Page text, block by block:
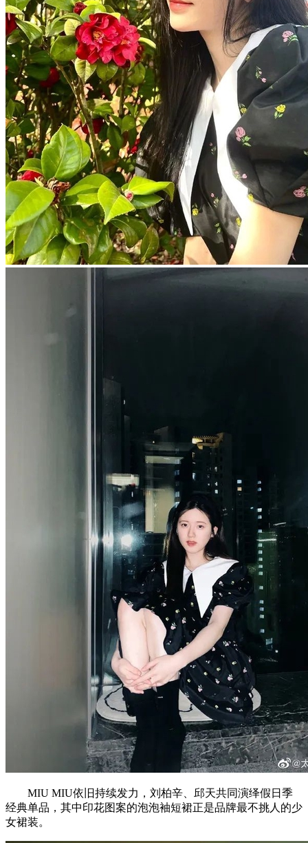
MIU MIU依旧持续发力，刘柏辛、邱天共同演绎假日季
经典单品，其中印花图案的泡泡袖短裙正是品牌最不挑人的少
女裙装。